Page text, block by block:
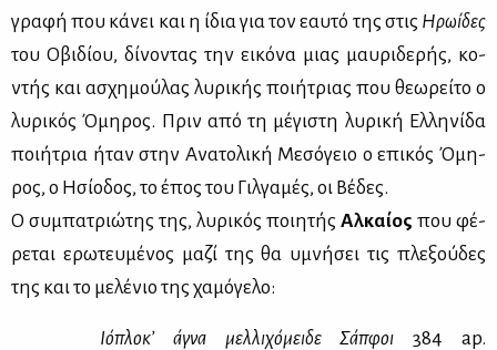
γρα­φή που κά­νει και η ίδια για τον εαυ­τό της στις Ηρω­ί­δες
του Οβι­δί­ου, δί­νο­ντας την ει­κό­να μιας μαυ­ρι­δε­ρής, κο­
ντής και ασχη­μού­λας λυ­ρι­κής ποι­ή­τριας που θε­ω­ρεί­το ο
λυ­ρι­κός Όμη­ρος. Πριν από τη μέ­γι­στη λυ­ρι­κή Ελ­λη­νί­δα
ποι­ή­τρια ήταν στην Ανα­το­λι­κή Με­σό­γειο ο επι­κός Όμη­
ρος, ο Ησί­ο­δος, το έπος του Γιλ­γα­μές, οι Βέ­δες.
Ο συ­μπα­τριώ­της της, λυ­ρι­κός ποι­η­τής Αλ­καί­ος που φέ­
ρε­ται ερω­τευ­μέ­νος μα­ζί της θα υμνή­σει τις πλε­ξού­δες
της και το με­λέ­νιο της χα­μό­γε­λο:
Ιό­πλο­κ’ άγνα μελ­λι­χό­μει­δε Σάπ­φοι384 ap.